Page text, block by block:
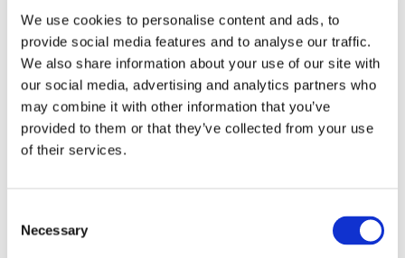
We use cookies to personalise content and ads, to
provide social media features and to analyse our traffic.
We also share information about your use of our site with
our social media, advertising and analytics partners who
may combine it with other information that you’ve
provided to them or that they’ve collected from your use
of their services.
Necessary
Lagerstatus
16 m i lager
Artikelnr
BI-77-16
PVC waterproof webbing 16 mm. tjocklek ca.2,3 mm. ett mjukt följsamt
konstmaterial som liknas vid läder. Vattentät, kan tvättas av, luktar inte och
möglar inte. Passar till massor, hundhalsband, koppel, träns, armband,
bälten m.m.